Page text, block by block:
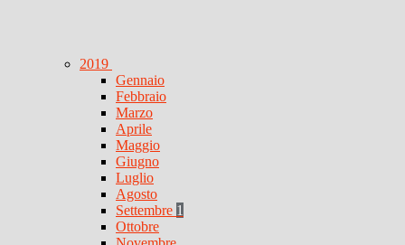
2019
Gennaio
Febbraio
Marzo
Aprile
Maggio
Giugno
Luglio
Agosto
Settembre 1
Ottobre